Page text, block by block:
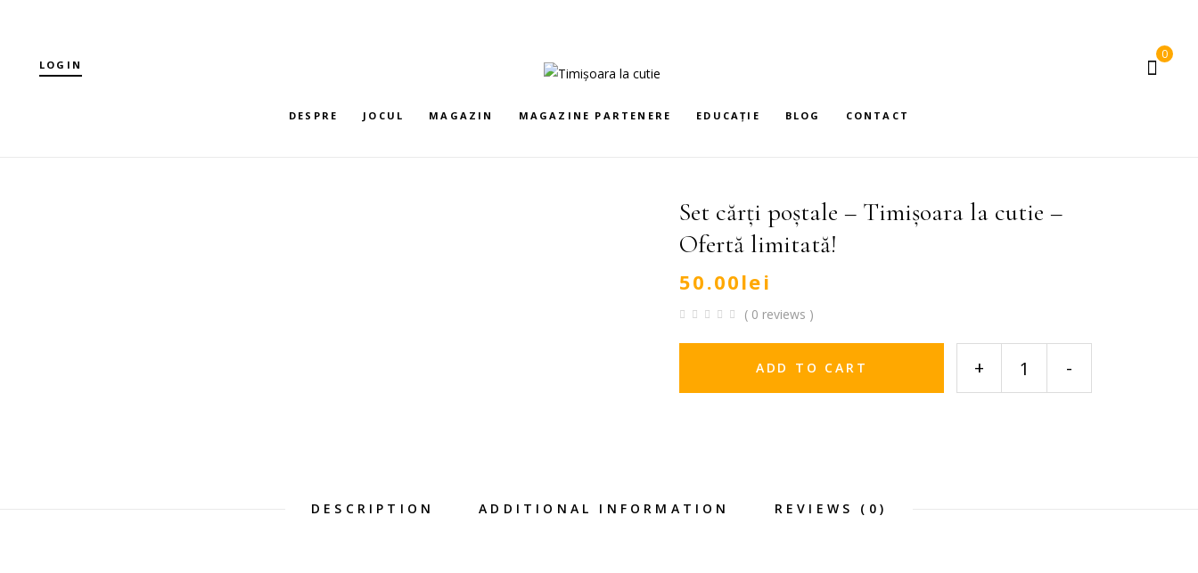
LOGIN
DESPRE JOCUL MAGAZIN MAGAZINE PARTENERE EDUCAȚIE BLOG CONTACT
0
Set cărți poștale – Timișoara la cutie –
Ofertă limitată!
50.00lei
( 0 reviews )
+ -
ADD TO CART
DESCRIPTION ADDITIONAL INFORMATION REVIEWS (0)